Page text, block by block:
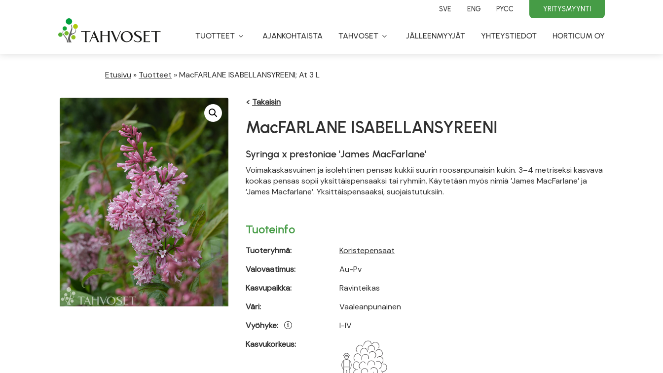
SVE ENG PYCC YRITYSMYYNTI
TUOTTEET
Toggle
AJANKOHTAISTA TAHVOSET
Toggle
JÄLLEENMYYJÄT YHTEYSTIEDOT HORTICUM OY
Etusivu » Tuotteet »MacFARLANE ISABELLANSYREENI; At 3 L
< Takaisin
MacFARLANE ISABELLANSYREENI
Syringa x prestoniae 'James MacFarlane'
Voimakaskasvuinen ja isolehtinen pensas kukkii suurin roosanpunaisin kukin. 3–4 metriseksi kasvava
kookas pensas sopii yksittäispensaaksi tai ryhmiin. Käytetään myös nimiä ’James MacFarlane’ ja
’James Macfarlane’. Yksittäispensaaksi, suojaistutuksiin.
Tuoteinfo
Tuoteryhmä:
Valovaatimus:
Kasvupaikka:
Väri:
Vyöhyke:
Kasvukorkeus:
Koristepensaat
Au-Pv
Ravinteikas
Vaaleanpunainen
I-IV